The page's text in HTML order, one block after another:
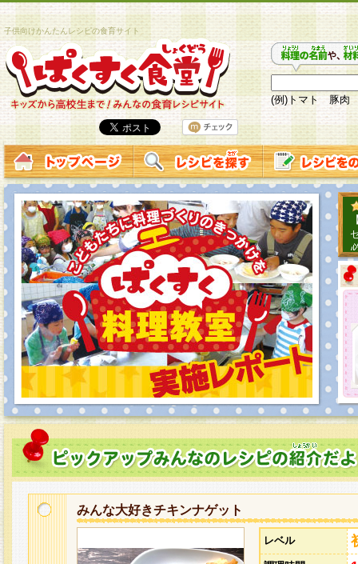
子供向けかんたんレシピの食育サイト
(例)トマト 豚肉
みんな大好きチキンナゲット
レベル